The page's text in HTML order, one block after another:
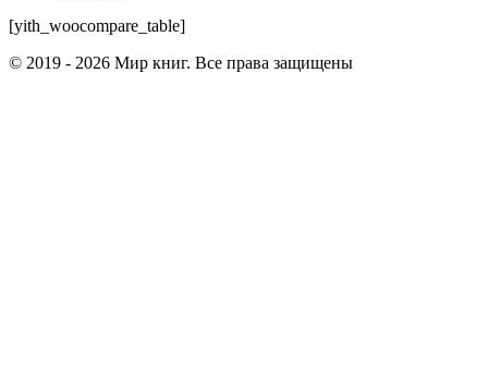
[yith_woocompare_table]
© 2019 - 2026 Мир книг. Все права защищены